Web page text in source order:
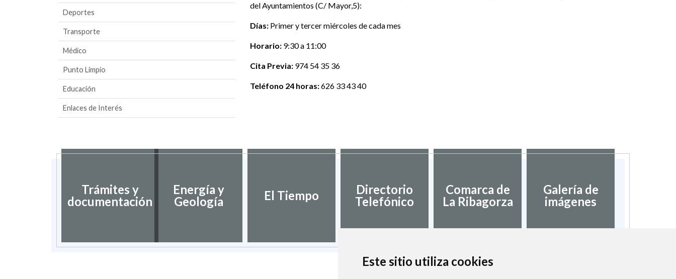
Este sitio utiliza cookies
Deportes
Transporte
Médico
Punto Limpio
Educación
Enlaces de Interés
del Ayuntamientos (C/ Mayor,5):
Días: Primer y tercer miércoles de cada mes
Horario: 9:30 a 11:00
Cita Previa: 974 54 35 36
Teléfono 24 horas:626 33 43 40
Trámites y
documentación
Energía y
Geología
El Tiempo
Directorio
Telefónico
Comarca de
La Ribagorza
Galería de
imágenes